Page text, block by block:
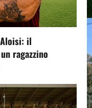
Aloisi: il
ragazzino